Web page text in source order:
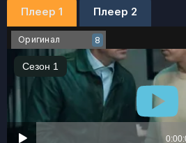
Плеер 1 Плеер 2
Оригинал 8